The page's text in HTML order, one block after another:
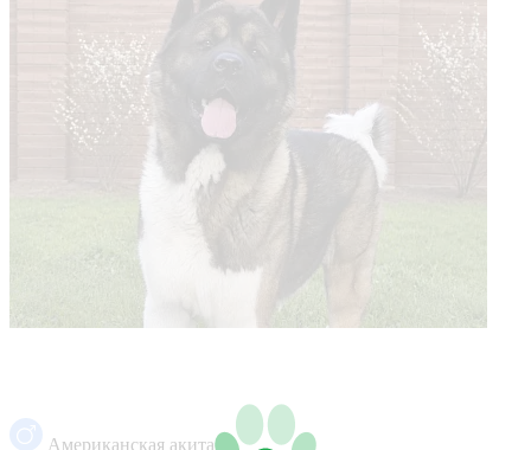
Американская акита